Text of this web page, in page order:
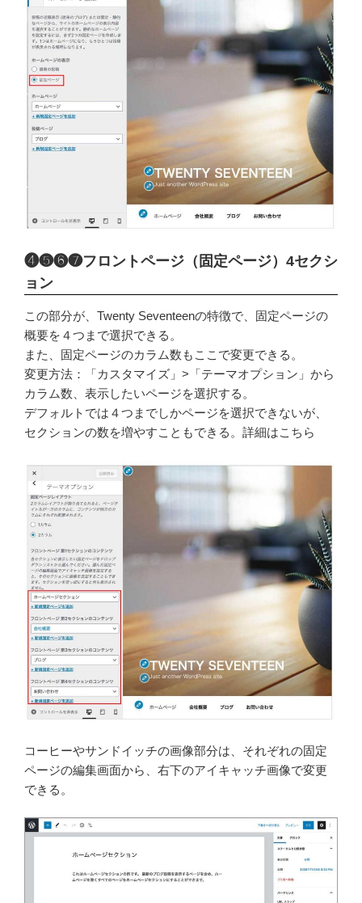
❹❺❻❼フロントページ（固定ページ）4セクシ
ョン
この部分が、Twenty Seventeenの特徴で、固定ページの
概要を４つまで選択できる。
また、固定ページのカラム数もここで変更できる。
変更方法：「カスタマイズ」>「テーマオプション」から
カラム数、表示したいページを選択する。
デフォルトでは４つまでしかページを選択できないが、
セクションの数を増やすこともできる。詳細はこちら
コーヒーやサンドイッチの画像部分は、それぞれの固定
ページの編集画面から、右下のアイキャッチ画像で変更
できる。